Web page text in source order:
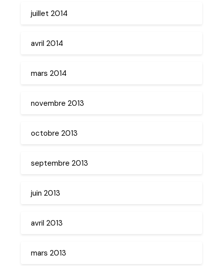
juillet 2014
avril 2014
mars 2014
novembre 2013
octobre 2013
septembre 2013
juin 2013
avril 2013
mars 2013